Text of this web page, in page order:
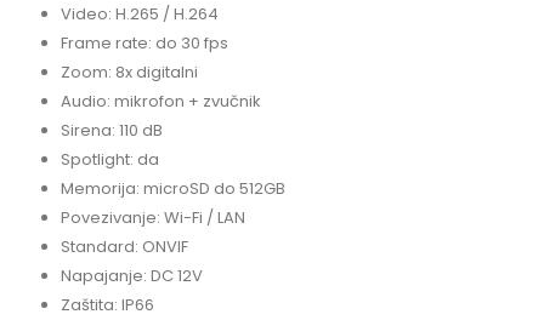
Video: H.265 / H.264
Frame rate: do 30 fps
Zoom: 8x digitalni
Audio: mikrofon + zvučnik
Sirena: 110 dB
Spotlight: da
Memorija: microSD do 512GB
Povezivanje: Wi-Fi / LAN
Standard: ONVIF
Napajanje: DC 12V
Zaštita: IP66